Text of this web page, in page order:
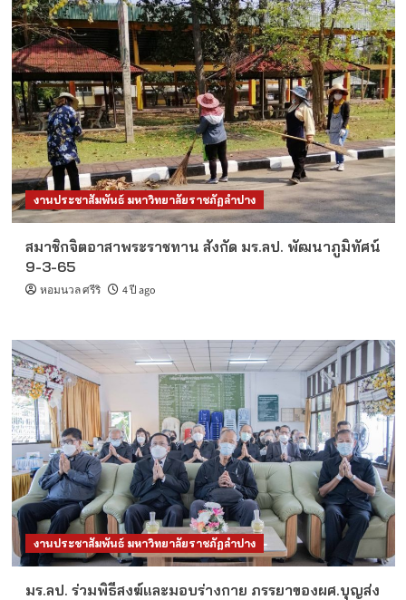
งานประชาสัมพันธ์ มหาวิทยาลัยราชภัฏลำปาง
สมาชิกจิตอาสาพระราชทาน สังกัด มร.ลป. พัฒนาภูมิทัศน์
9-3-65
หอมนวล ศรีริ 4 ปี ago
งานประชาสัมพันธ์ มหาวิทยาลัยราชภัฏลำปาง
มร.ลป. ร่วมพิธีสงฆ์และมอบร่างกาย ภรรยาของผศ.บุญส่ง